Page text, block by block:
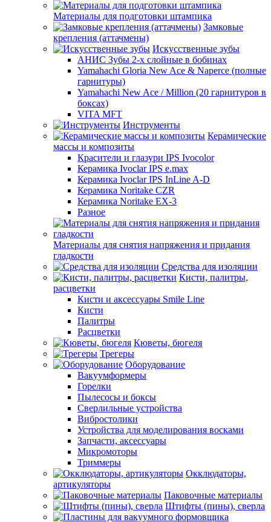
Материалы для подготовки штампика
Замковые
крепления (аттачмены)
Искусственные зубы
АНИС Зубы 2-х слойные в бобинах
Yamahachi Gloria New Ace & Naperce (полные
гарнитуры)
Yamahachi New Ace / Million (20 гарнитуров в
боксах)
VITA MFT
Инструменты
Керамические
массы и композиты
Красители и глазури IPS Ivocolor
Керамика Ivoclar IPS e.max
Керамика Ivoclar IPS InLine A-D
Керамика Noritake CZR
Керамика Noritake EX-3
Разное
Материалы для снятия напряжения и придания
гладкости
Средства для изоляции
Кисти, палитры,
расцветки
Кисти и аксессуары Smile Line
Кисти
Палитры
Расцветки
Кюветы, бюгеля
Трегеры
Оборудование
Вакуумформеры
Горелки
Пылесосы и боксы
Сверлильные устройства
Вибростолики
Устройства для моделирования восками
Запчасти, аксессуары
Микромоторы
Триммеры
Окклюдаторы,
артикуляторы
Паковочные материалы
Штифты (пины), сверла